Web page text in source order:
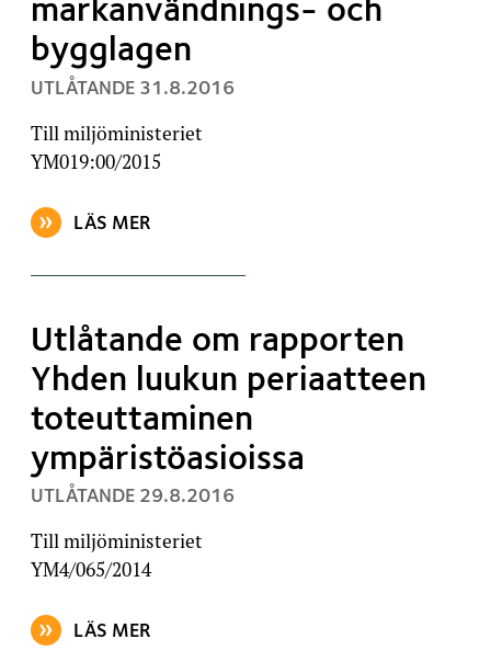
markanvändnings- och
bygglagen
UTLÅTANDE , PUBLICERAT:
31.8.2016
Till miljöministeriet
YM019:00/2015
LÄS MER
OM ARTIKELN: UTLÅTANDE OM UTKAST (21.6.2016)
Utlåtande om rapporten
Yhden luukun periaatteen
toteuttaminen
ympäristöasioissa
UTLÅTANDE , PUBLICERAT:
29.8.2016
Till miljöministeriet
YM4/065/2014
LÄS MER
OM ARTIKELN: UTLÅTANDE OM RAPPORTEN YHDEN